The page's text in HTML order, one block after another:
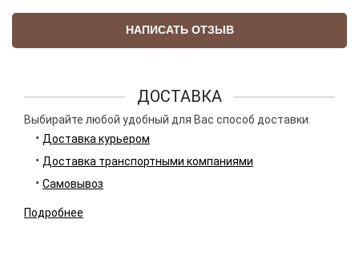
НАПИСАТЬ ОТЗЫВ
ДОСТАВКА
Выбирайте любой удобный для Вас способ доставки.
Доставка курьером
Доставка транспортными компаниями
Самовывоз
Подробнее